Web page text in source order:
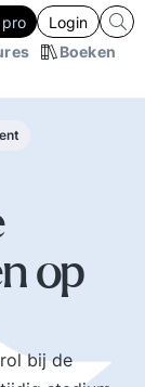
Boeken
Login
op
bij de